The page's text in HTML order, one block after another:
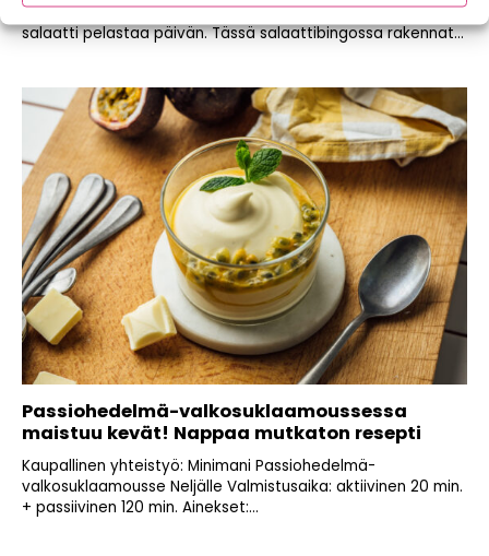
Kaupallinen yhteistyö: Hetki Kun arki on kiireistä, helppo
salaatti pelastaa päivän. Tässä salaattibingossa rakennat...
Passiohedelmä-valkosuklaamoussessa
maistuu kevät! Nappaa mutkaton resepti
Kaupallinen yhteistyö: Minimani Passiohedelmä-
valkosuklaamousse Neljälle Valmistusaika: aktiivinen 20 min.
+ passiivinen 120 min. Ainekset:...